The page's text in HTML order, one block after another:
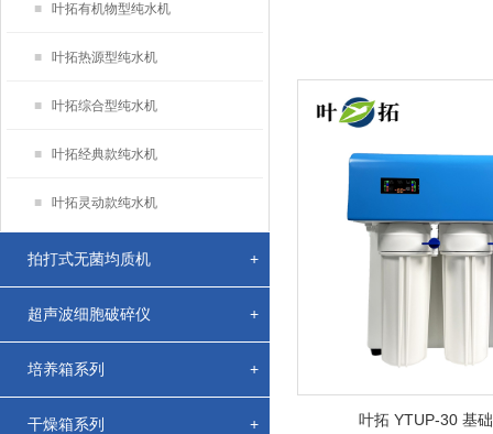
■ 叶拓有机物型纯水机
■ 叶拓热源型纯水机
■ 叶拓综合型纯水机
■ 叶拓经典款纯水机
■ 叶拓灵动款纯水机
拍打式无菌均质机 +
超声波细胞破碎仪 +
培养箱系列 +
干燥箱系列 + 叶拓 YTUP-30 基